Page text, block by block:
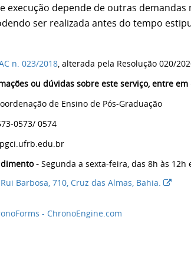
execução depende de outras
ser realizada antes do tempo
n. 023/2018, alterada pela Resolução 020/
ou dúvidas sobre este serviço, entre em
de Ensino de Pós-Graduação
0573/ 0574
- Segunda a sexta-feira, das 8h às 12h
Barbosa, 710, Cruz das Almas, Bahia.
- ChronoEngine.com